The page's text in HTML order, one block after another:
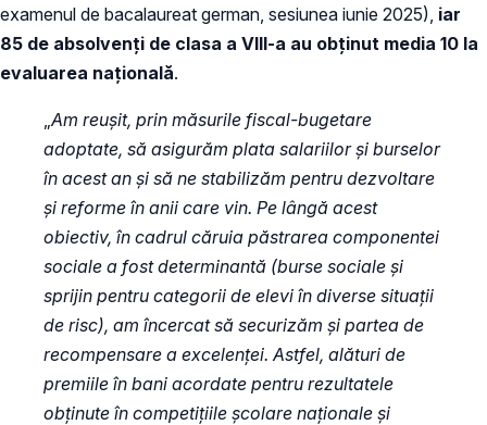
examenul de bacalaureat german, sesiunea iunie 2025), iar
85 de absolvenți de clasa a VIII-a au obținut media 10 la
evaluarea națională.
Am reușit, prin măsurile fiscal-bugetare
adoptate, să asigurăm plata salariilor și burselor
în acest an și să ne stabilizăm pentru dezvoltare
și reforme în anii care vin. Pe lângă acest
obiectiv, în cadrul căruia păstrarea componentei
sociale a fost determinantă (burse sociale și
sprijin pentru categorii de elevi în diverse situații
de risc), am încercat să securizăm și partea de
recompensare a excelenței. Astfel, alături de
premiile în bani acordate pentru rezultatele
obținute în competițiile școlare naționale și